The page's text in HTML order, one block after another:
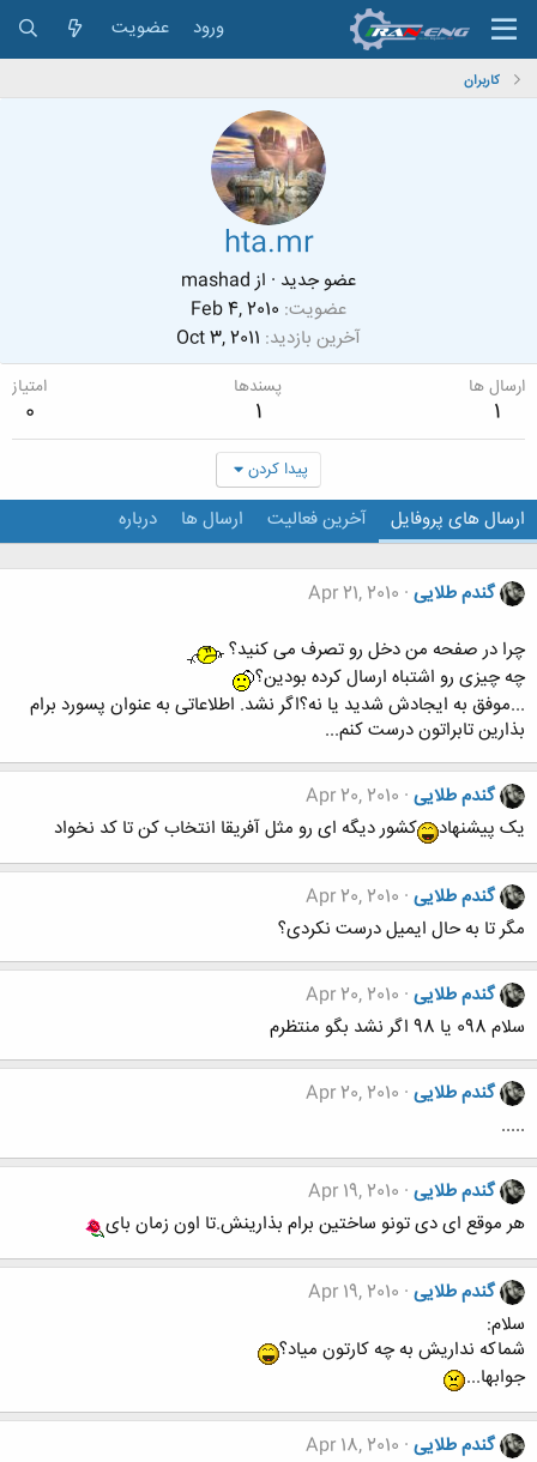
ورود عضویت
کاربران
hta.mr
عضو جدید · از mashad
عضویت Feb 4, 2010
آخرین بازدید Oct 3, 2011
ارسال ها
1
پسندها
1
امتیاز
0
پیدا کردن
ارسال های پروفایل آخرین فعالیت ارسال ها درباره
گندم طلایی Apr 21, 2010
چرا در صفحه من دخل رو تصرف می کنید؟
چه چیزی رو اشتباه ارسال کرده بودین؟
...موفق به ایجادش شدید یا نه؟اگر نشد. اطلاعاتی به عنوان پسورد برام
بذارین تابراتون درست کنم...
گندم طلایی Apr 20, 2010
یک پیشنهاد
کشور دیگه ای رو مثل آفریقا انتخاب کن تا کد نخواد
گندم طلایی Apr 20, 2010
مگر تا به حال ایمیل درست نکردی؟
گندم طلایی Apr 20, 2010
سلام 098 یا 98 اگر نشد بگو منتظرم
گندم طلایی Apr 20, 2010
.....
گندم طلایی Apr 19, 2010
هر موقع ای دی تونو ساختین برام بذارینش.تا اون زمان بای
گندم طلایی Apr 19, 2010
سلام:
شماکه نداریش به چه کارتون میاد؟
جوابها...
گندم طلایی Apr 18, 2010